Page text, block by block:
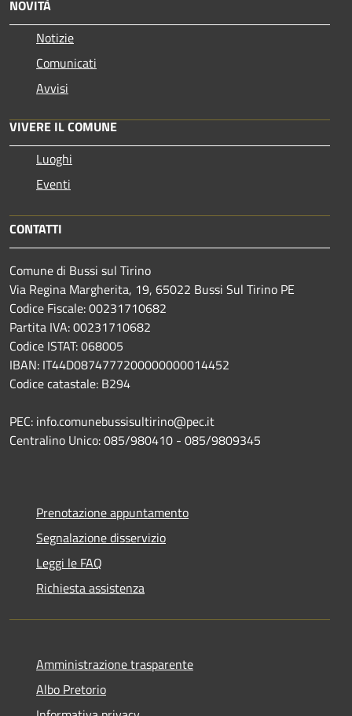
NOVITÀ
Notizie
Comunicati
Avvisi
VIVERE IL COMUNE
Luoghi
Eventi
CONTATTI
Comune di Bussi sul Tirino
Via Regina Margherita, 19, 65022 Bussi Sul Tirino PE
Codice Fiscale: 00231710682
Partita IVA: 00231710682
Codice ISTAT: 068005
IBAN: IT44D0874777200000000014452
Codice catastale: B294
PEC: info.comunebussisultirino@pec.it
Centralino Unico: 085/980410 - 085/9809345
Prenotazione appuntamento
Segnalazione disservizio
Leggi le FAQ
Richiesta assistenza
Amministrazione trasparente
Albo Pretorio